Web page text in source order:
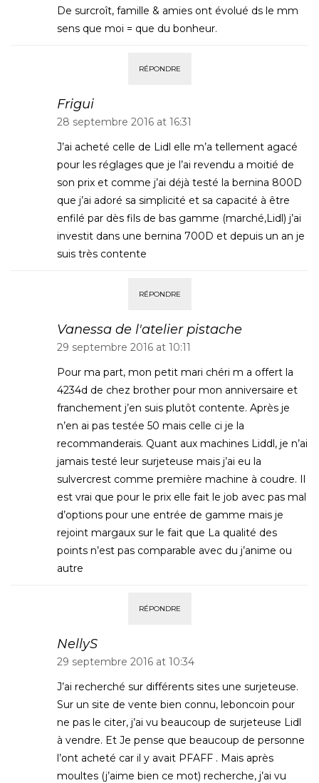
De surcroît, famille & amies ont évolué ds le mm
sens que moi = que du bonheur.
RÉPONDRE
Frigui
28 septembre 2016 at 16:31
J’ai acheté celle de Lidl elle m’a tellement agacé
pour les réglages que je l’ai revendu a moitié de
son prix et comme j’ai déjà testé la bernina 800D
que j’ai adoré sa simplicité et sa capacité à être
enfilé par dès fils de bas gamme (marché,Lidl) j’ai
investit dans une bernina 700D et depuis un an je
suis très contente
RÉPONDRE
Vanessa de l'atelier pistache
29 septembre 2016 at 10:11
Pour ma part, mon petit mari chéri m a offert la
4234d de chez brother pour mon anniversaire et
franchement j’en suis plutôt contente. Après je
n’en ai pas testée 50 mais celle ci je la
recommanderais. Quant aux machines Liddl, je n’ai
jamais testé leur surjeteuse mais j’ai eu la
sulvercrest comme première machine à coudre. Il
est vrai que pour le prix elle fait le job avec pas mal
d’options pour une entrée de gamme mais je
rejoint margaux sur le fait que La qualité des
points n’est pas comparable avec du j’anime ou
autre
RÉPONDRE
NellyS
29 septembre 2016 at 10:34
J’ai recherché sur différents sites une surjeteuse.
Sur un site de vente bien connu, leboncoin pour
ne pas le citer, j’ai vu beaucoup de surjeteuse Lidl
à vendre. Et Je pense que beaucoup de personne
l’ont acheté car il y avait PFAFF . Mais après
moultes (j’aime bien ce mot) recherche, j’ai vu